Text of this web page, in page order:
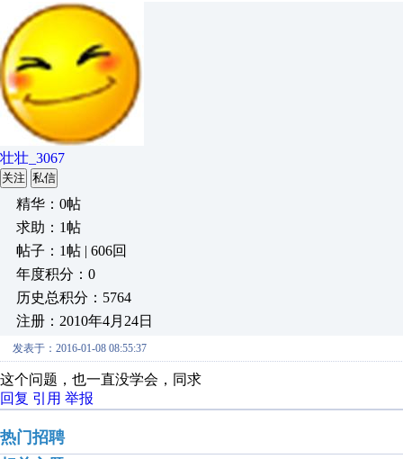
壮壮_3067
关注 私信
精华：0帖
求助：1帖
帖子：1帖 | 606回
年度积分：0
历史总积分：5764
注册：2010年4月24日
发表于：2016-01-08 08:55:37
这个问题，也一直没学会，同求
回复 引用 举报
热门招聘